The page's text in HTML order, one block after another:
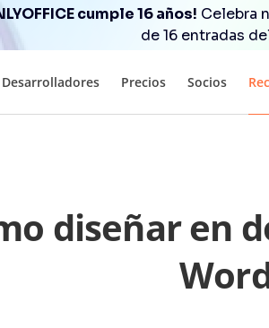
cumple 16 años! Celebra
de 16 entradas
Desarrolladores Precios Socios
diseñar en